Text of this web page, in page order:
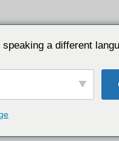
a different